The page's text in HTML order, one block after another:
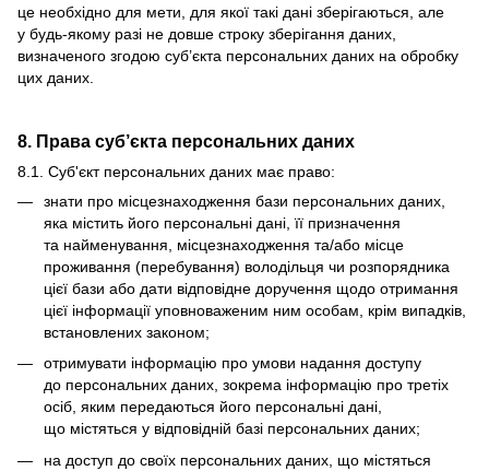
це необхідно для мети, для якої такі дані зберігаються, але
у будь-якому разі не довше строку зберігання даних,
визначеного згодою суб’єкта персональних даних на обробку
цих даних.
8. Права суб’єкта персональних даних
8.1. Суб'єкт персональних даних має право:
знати про місцезнаходження бази персональних даних,
яка містить його персональні дані, її призначення
та найменування, місцезнаходження та/або місце
проживання (перебування) володільця чи розпорядника
цієї бази або дати відповідне доручення щодо отримання
цієї інформації уповноваженим ним особам, крім випадків,
встановлених законом;
отримувати інформацію про умови надання доступу
до персональних даних, зокрема інформацію про третіх
осіб, яким передаються його персональні дані,
що містяться у відповідній базі персональних даних;
на доступ до своїх персональних даних, що містяться